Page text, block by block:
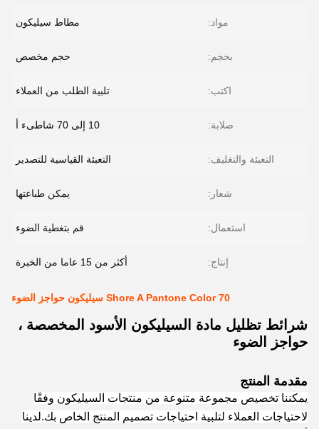
مواد: مطاط سيليكون
بحجم: حجم مخصص
اكتب: تلبية الطلب من العملاء
صلابة: 10 إلى 70 شاطىء أ
التعبئة والتغليف: التعبئة القياسية للتصدير
شعار: يمكن طباعتها
استعمال: قم بتغطية الضوء
إنتاج: أكثر من 15 عاما من الخبرة
70 Shore A Pantone Color سيليكون حواجز الضوء
شرائط تظليل مادة السيليكون الأسود المخصصة ،
حواجز الضوء
مقدمة المنتج
يمكننا تخصيص مجموعة متنوعة من منتجات السيليكون وفقًا
لاحتياجات العملاء لتلبية احتياجات تصميم المنتج الخاص بك.لدينا